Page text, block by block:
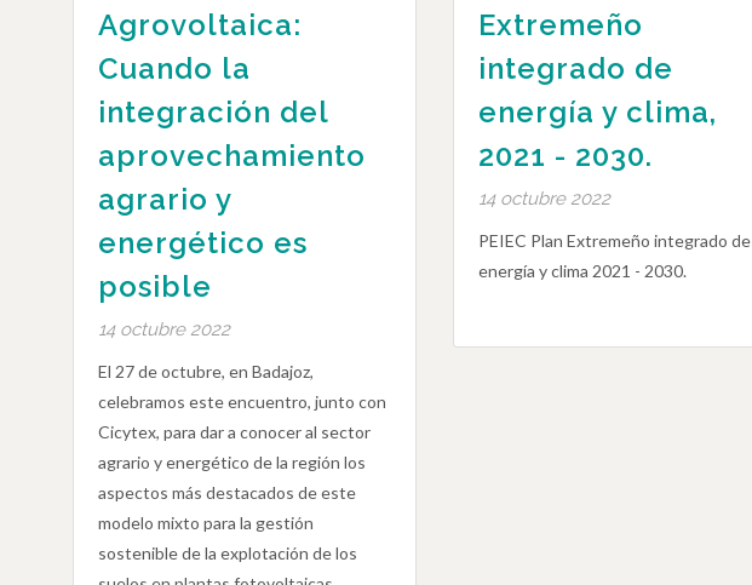
Agrovoltaica:
Cuando la
integración del
aprovechamiento
agrario y
energético es
posible
14 octubre 2022
El 27 de octubre, en Badajoz,
celebramos este encuentro, junto con
Cicytex, para dar a conocer al sector
agrario y energético de la región los
aspectos más destacados de este
modelo mixto para la gestión
sostenible de la explotación de los
Extremeño
integrado de
energía y clima,
2021 - 2030.
14 octubre 2022
PEIEC Plan Extremeño integrado de
energía y clima 2021 - 2030.